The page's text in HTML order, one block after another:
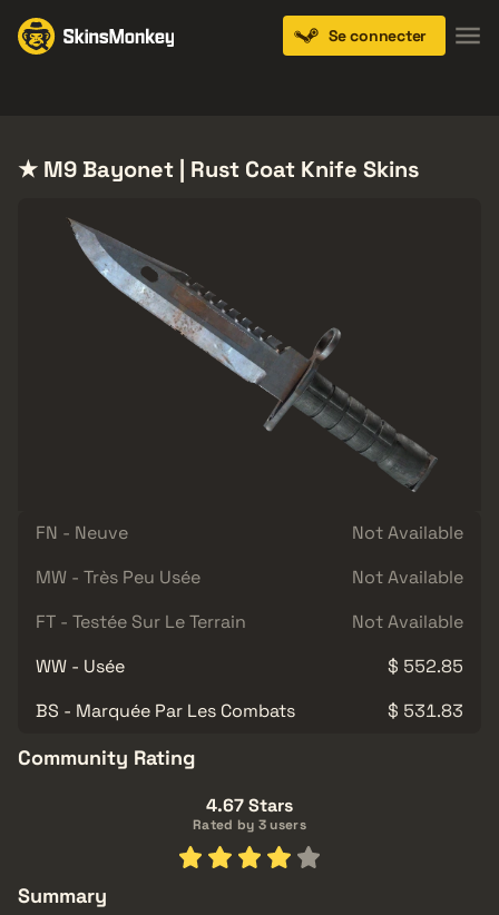
Se connecter
★ M9 Bayonet | Rust Coat Knife Skins
FN - Neuve
Not Available
MW - Très Peu Usée
Not Available
FT - Testée Sur Le Terrain
Not Available
WW - Usée
$ 552.85
BS - Marquée Par Les Combats
$ 531.83
Community Rating
4.67 Stars
Rated by 3 users
Summary